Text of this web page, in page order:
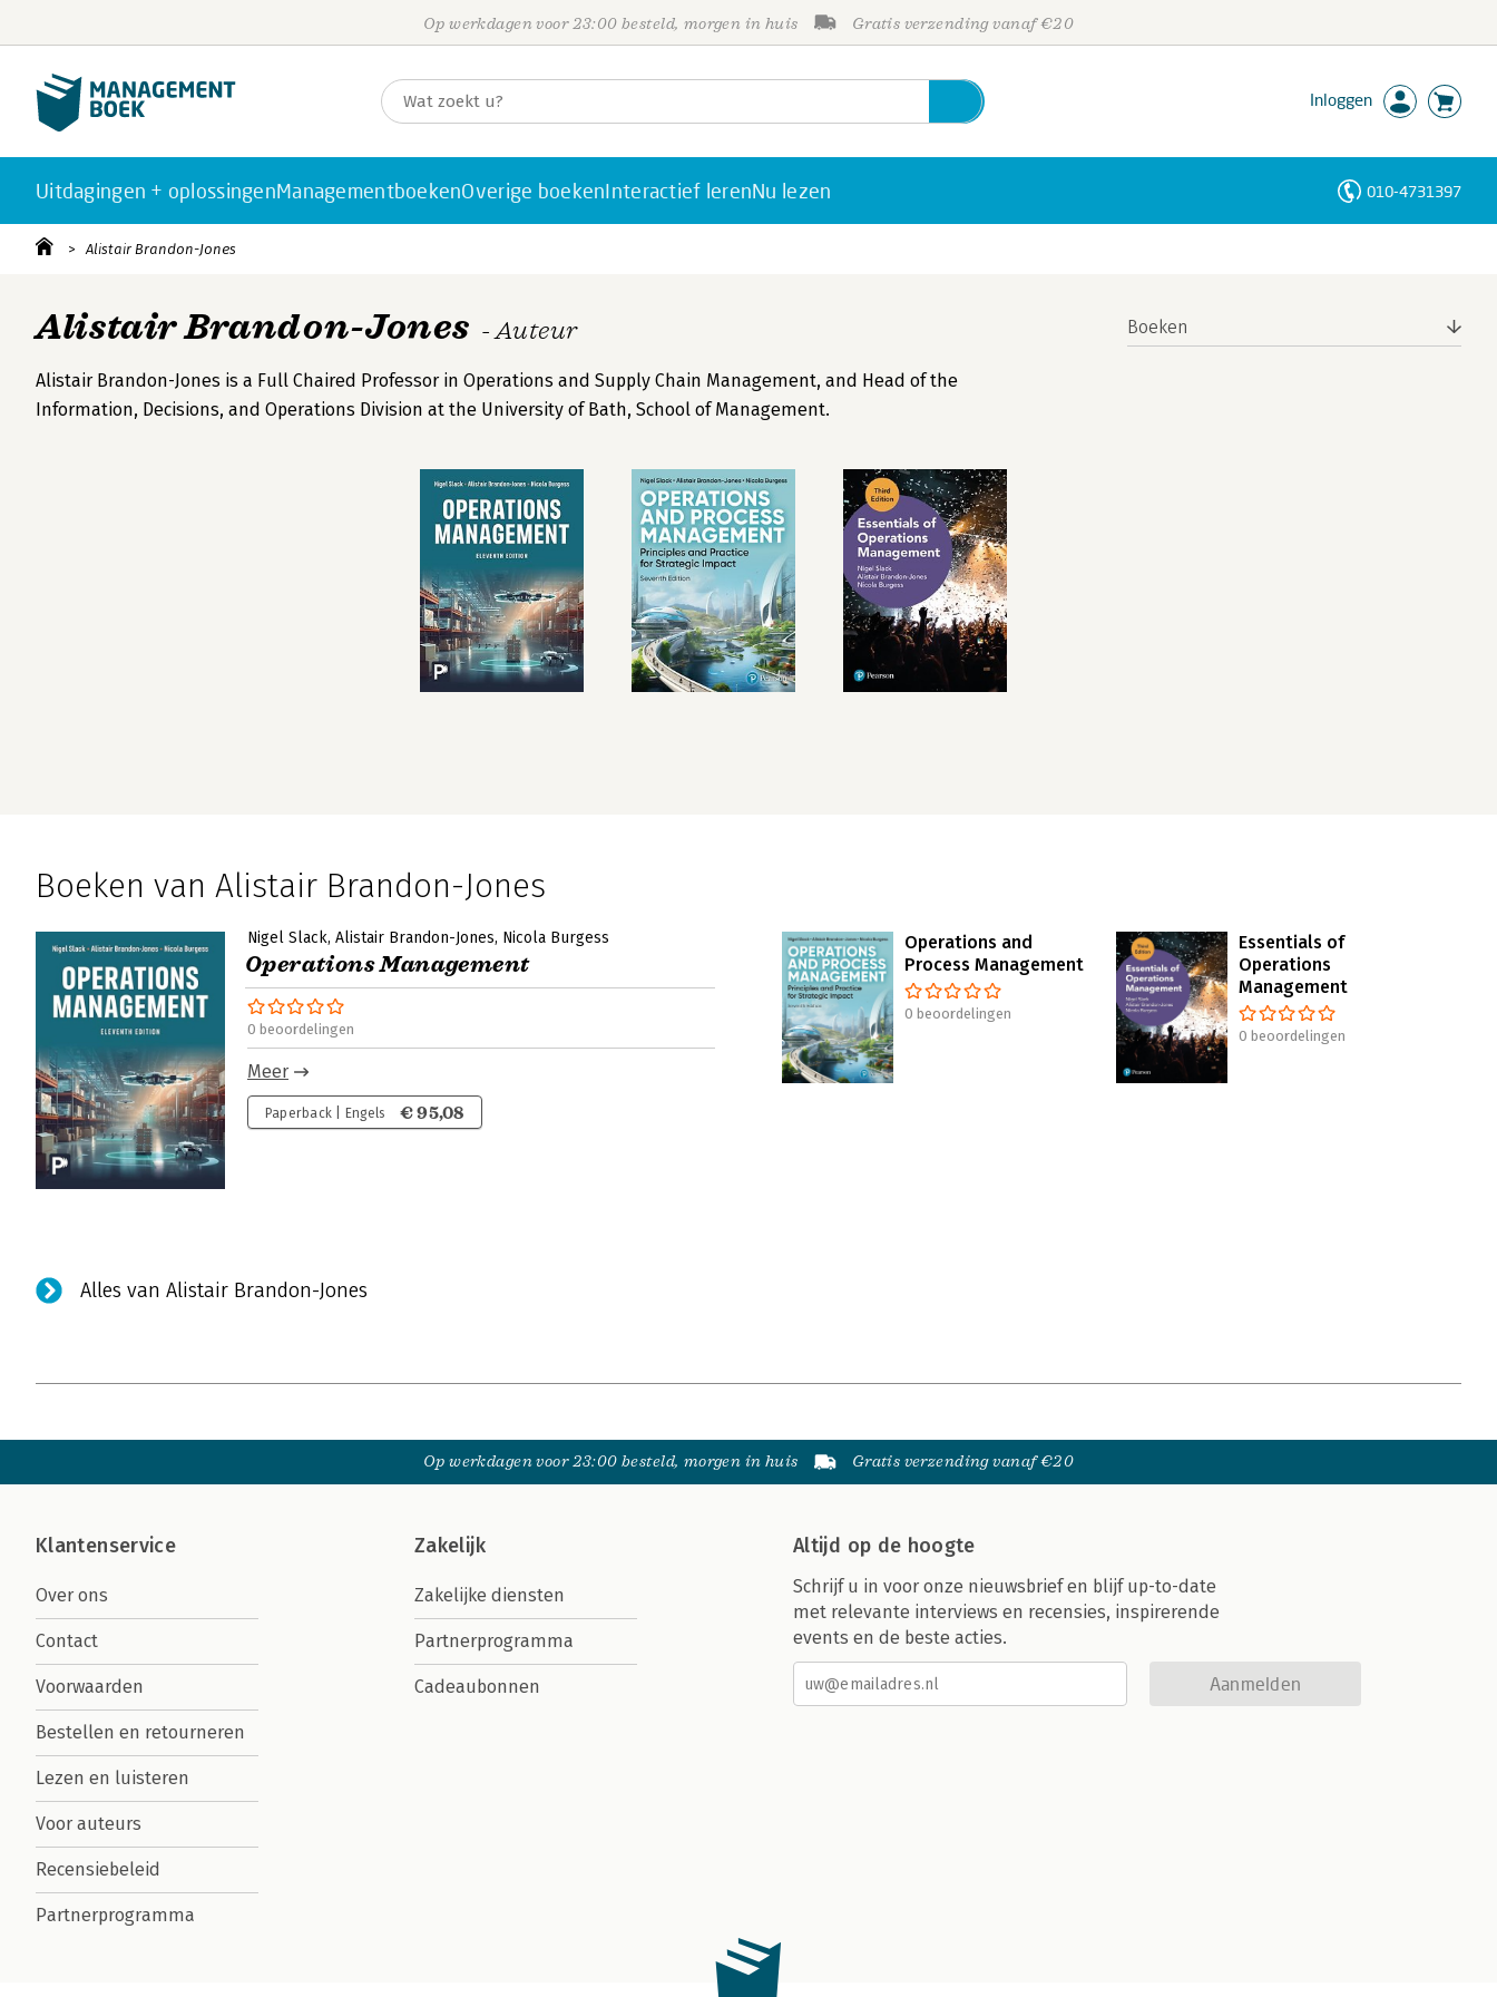
Op werkdagen voor 23:00 besteld, morgen in huis Gratis verzending vanaf €20
Inloggen
Uitdagingen + oplossingenManagementboekenOverige boekenInteractief lerenNu lezen 010-4731397
Alistair Brandon-Jones
Alistair Brandon-Jones - Auteur
Alistair Brandon-Jones is a Full Chaired Professor in Operations and Supply Chain Management, and Head of the
Information, Decisions, and Operations Division at the University of Bath, School of Management.
Boeken
Boeken van Alistair Brandon-Jones
Nigel Slack Alistair Brandon-Jones Nicola Burgess
Operations Management
0 beoordelingen
Meer
Paperback | Engels € 95,08
Operations and
Process Management
0 beoordelingen
Essentials of
Operations
Management
0 beoordelingen
Alles van Alistair Brandon-Jones
Op werkdagen voor 23:00 besteld, morgen in huis Gratis verzending vanaf €20
Klantenservice
Over ons
Contact
Voorwaarden
Bestellen en retourneren
Lezen en luisteren
Voor auteurs
Recensiebeleid
Partnerprogramma
Zakelijk
Zakelijke diensten
Partnerprogramma
Cadeaubonnen
Altijd op de hoogte
Schrijf u in voor onze nieuwsbrief en blijf up-to-date
met relevante interviews en recensies, inspirerende
events en de beste acties.
Aanmelden
Personen